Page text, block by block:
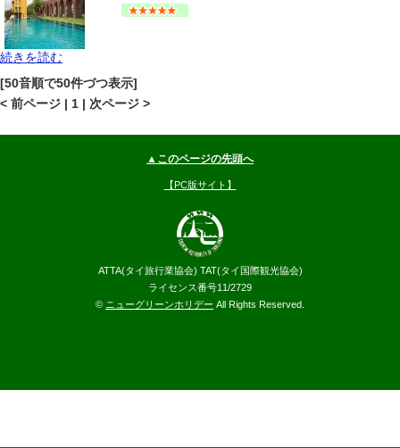
続きを読む
[50音順で50件づつ表示]
< 前ページ | 1 | 次ページ >
▲このページの先頭へ
【PC版サイト】
ATTA(タイ旅行業協会) TAT(タイ国際観光協会)
ライセンス番号11/2729
© ニューグリーンホリデー All Rights Reserved.